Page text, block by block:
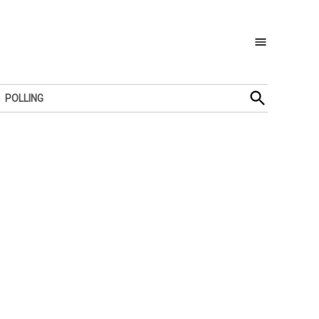
POLLING
Open
Search